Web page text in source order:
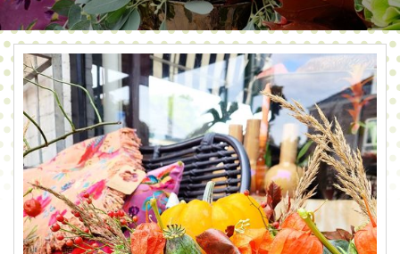
AFSCHEID MET BLOEMEN
COLLECTIE
WEBSHOP
BLOG
CONTACT